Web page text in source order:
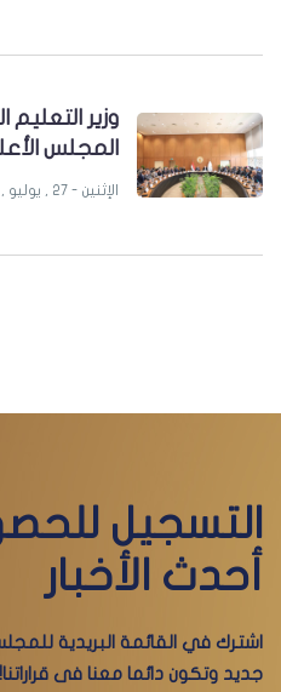
وزير
المجلس
الإثنين - 27 , يوليو , 2026
التسجيل
أحدث الأخبار
اشترك في القائمة البريدية
جديد وتكون دائما معنا فى قراراتنا!